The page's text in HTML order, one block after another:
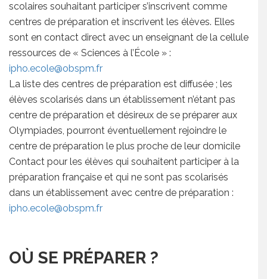
scolaires souhaitant participer s’inscrivent comme
centres de préparation et inscrivent les élèves. Elles
sont en contact direct avec un enseignant de la cellule
ressources de « Sciences à l’École » :
ipho.ecole@obspm.fr
La liste des centres de préparation est diffusée ; les
élèves scolarisés dans un établissement n’étant pas
centre de préparation et désireux de se préparer aux
Olympiades, pourront éventuellement rejoindre le
centre de préparation le plus proche de leur domicile
Contact pour les élèves qui souhaitent participer à la
préparation française et qui ne sont pas scolarisés
dans un établissement avec centre de préparation :
ipho.ecole@obspm.fr
OÙ SE PRÉPARER ?